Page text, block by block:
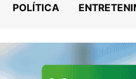
POLÍTICA